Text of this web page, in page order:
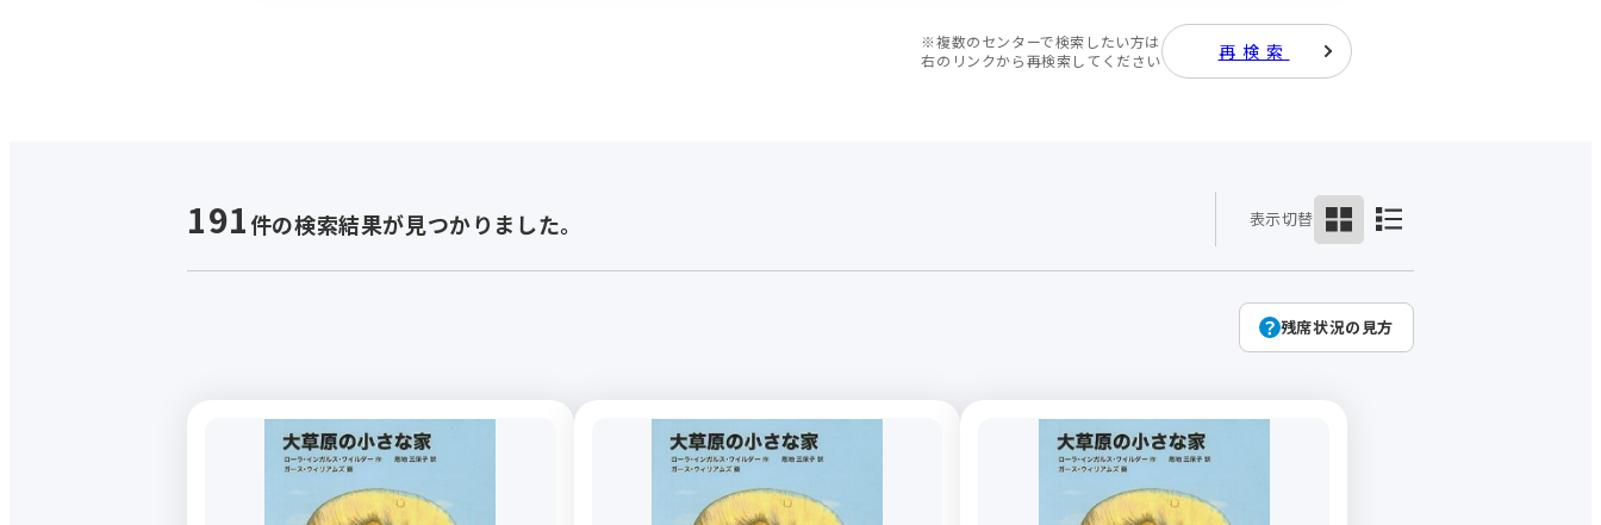
※複数のセンターで検索したい方は
右のリンクから再検索してください
再検索
191件の検索結果が見つかりました。 表示切替
残席状況の見方